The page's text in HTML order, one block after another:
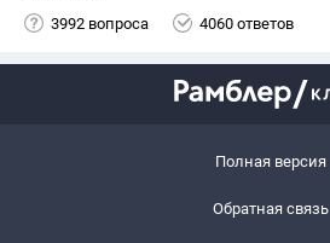
3992 вопроса 4060 ответов
Полная версия
Обратная связь